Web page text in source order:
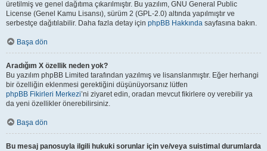
üretilmiş ve genel dağıtıma çıkarılmıştır. Bu yazılım, GNU General Public
License (Genel Kamu Lisansı), sürüm 2 (GPL-2.0) altında yapılmıştır ve
serbestçe dağıtılabilir. Daha fazla detay için phpBB Hakkında sayfasına bakın.
Başa dön
Aradığım X özellik neden yok?
Bu yazılım phpBB Limited tarafından yazılmış ve lisanslanmıştır. Eğer herhangi
bir özelliğin eklenmesi gerektiğini düşünüyorsanız lütfen
phpBB Fikirleri Merkezi’ni ziyaret edin, oradan mevcut fikirlere oy verebilir ya
da yeni özellikler önerebilirsiniz.
Başa dön
Bu mesaj panosuyla ilgili hukuki sorunlar için ve/veya suistimal durumlarda